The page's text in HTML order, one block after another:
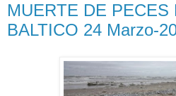
MUERTE DE PECES
BALTICO 24 Marzo-